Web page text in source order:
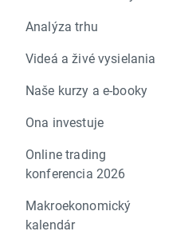
Analýza trhu
Videá a živé vysielania
Naše kurzy a e-booky
Ona investuje
Online trading
konferencia 2026
Makroekonomický
kalendár